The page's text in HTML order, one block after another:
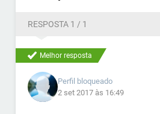
RESPOSTA 1 / 1
Melhor resposta
Perfil bloqueado
2 set 2017 às 16:49